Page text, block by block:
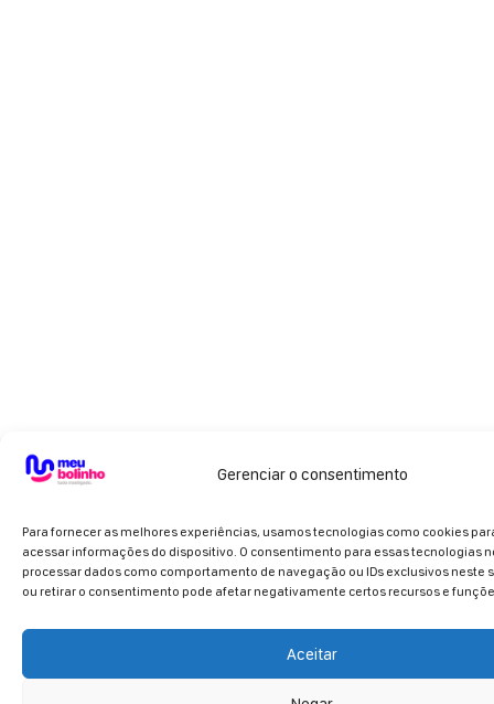
Gerenciar o consentimento
Para fornecer as melhores experiências, usamos tecnologias como cookies
acessar informações do dispositivo. O consentimento para essas tecnologias
processar dados como comportamento de navegação ou IDs exclusivos neste
ou retirar o consentimento pode afetar negativamente certos recursos e
Aceitar